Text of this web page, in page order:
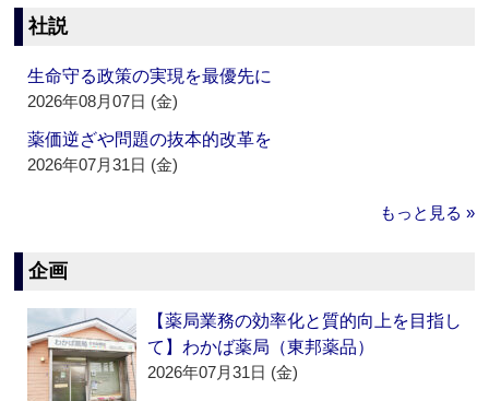
社説
生命守る政策の実現を最優先に
2026年08月07日 (金)
薬価逆ざや問題の抜本的改革を
2026年07月31日 (金)
もっと見る »
企画
【薬局業務の効率化と質的向上を目指し
て】わかば薬局（東邦薬品）
2026年07月31日 (金)